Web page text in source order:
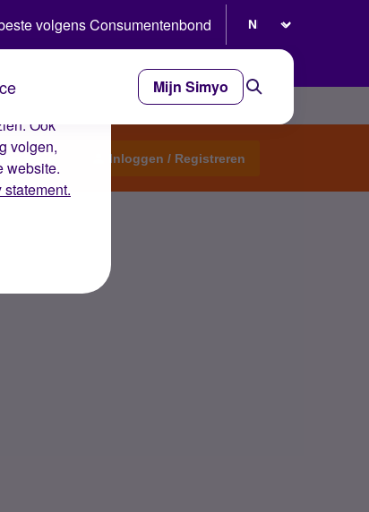
op de
Ook
volgen,
website.
volgens Consumentenbond
Mijn Simyo
topic Inloggen / Registreren